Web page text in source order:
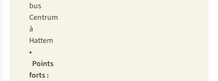
bus
Centrum
à
Hattem
•
Points
forts :